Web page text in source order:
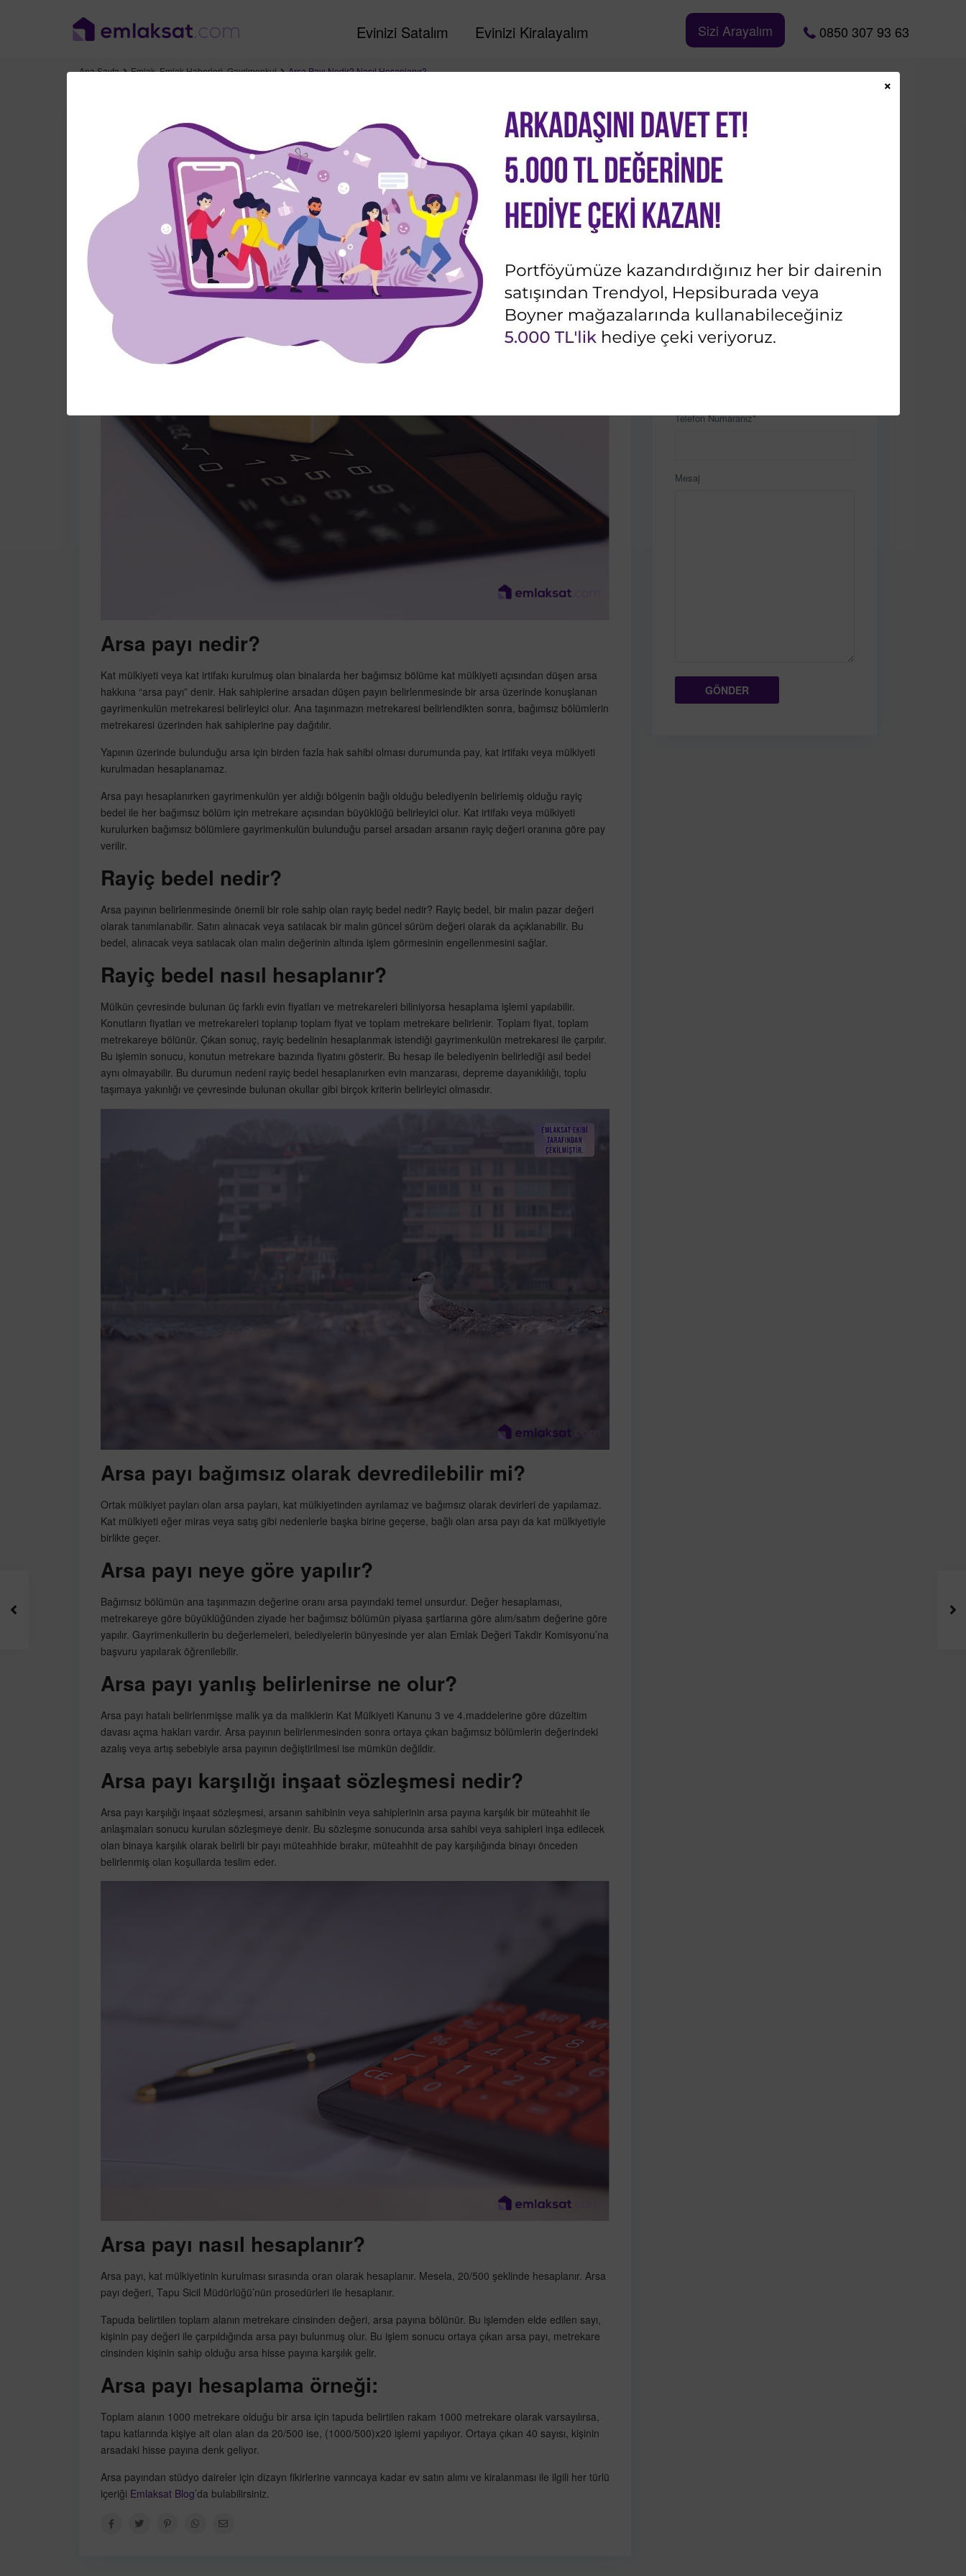
Sizi Arayalım 0850 307 93 63
Evinizi Satalım Evinizi Kiralayalım
Ana Sayfa Emlak,Emlak Haberleri,Gayrimenkul Arsa Payı Nedir? Nasıl Hesaplanır?
Arsa Payı Nedir? Nasıl Hesaplanır?
Tarih: 28 Aralık 2021 Emlak,Emlak Haberleri Gayrimenkul Son güncelleme: 21 Mayıs 2023
Tapuda arsa payları, yasaların belirlendiği şekilde dağıtılmalıdır. İleride yaşanabilecek sorunların önüne geçmek
için arsa payının düzgün hesaplanması önem teşkil etmektedir. Bu yazımız ile arsa payının ne olduğunu, onu
etkileyen rayiç bedelin ne olduğunu ve nasıl hesaplandığını ve arsa payı hesaplamasının nasıl yapıldığını
açıklayacağız.
Arsa payı nedir?
Kat mülkiyeti veya kat irtifakı kurulmuş olan binalarda her bağımsız bölüme kat mülkiyeti açısından düşen arsa
hakkına “arsa payı” denir. Hak sahiplerine arsadan düşen payın belirlenmesinde bir arsa üzerinde konuşlanan
gayrimenkulün metrekaresi belirleyici olur. Ana taşınmazın metrekaresi belirlendikten sonra, bağımsız bölümlerin
metrekaresi üzerinden hak sahiplerine pay dağıtılır.
Yapının üzerinde bulunduğu arsa için birden fazla hak sahibi olması durumunda pay, kat irtifakı veya mülkiyeti
kurulmadan hesaplanamaz.
Arsa payı hesaplanırken gayrimenkulün yer aldığı bölgenin bağlı olduğu belediyenin belirlemiş olduğu rayiç
bedel ile her bağımsız bölüm için metrekare açısından büyüklüğü belirleyici olur. Kat irtifakı veya mülkiyeti
kurulurken bağımsız bölümlere gayrimenkulün bulunduğu parsel arsadan arsanın rayiç değeri oranına göre pay
verilir.
Rayiç bedel nedir?
Arsa payının belirlenmesinde önemli bir role sahip olan rayiç bedel nedir? Rayiç bedel, bir malın pazar değeri
olarak tanımlanabilir. Satın alınacak veya satılacak bir malın güncel sürüm değeri olarak da açıklanabilir. Bu
bedel, alınacak veya satılacak olan malın değerinin altında işlem görmesinin engellenmesini sağlar.
Rayiç bedel nasıl hesaplanır?
Mülkün çevresinde bulunan üç farklı evin fiyatları ve metrekareleri biliniyorsa hesaplama işlemi yapılabilir.
Konutların fiyatları ve metrekareleri toplanıp toplam fiyat ve toplam metrekare belirlenir. Toplam fiyat, toplam
metrekareye bölünür. Çıkan sonuç, rayiç bedelinin hesaplanmak istendiği gayrimenkulün metrekaresi ile çarpılır.
Bu işlemin sonucu, konutun metrekare bazında fiyatını gösterir. Bu hesap ile belediyenin belirlediği asıl bedel
aynı olmayabilir. Bu durumun nedeni rayiç bedel hesaplanırken evin manzarası, depreme dayanıklılığı, toplu
taşımaya yakınlığı ve çevresinde bulunan okullar gibi birçok kriterin belirleyici olmasıdır.
Arsa payı bağımsız olarak devredilebilir mi?
Ortak mülkiyet payları olan arsa payları, kat mülkiyetinden ayrılamaz ve bağımsız olarak devirleri de yapılamaz.
Kat mülkiyeti eğer miras veya satış gibi nedenlerle başka birine geçerse, bağlı olan arsa payı da kat mülkiyetiyle
birlikte geçer.
Arsa payı neye göre yapılır?
Bağımsız bölümün ana taşınmazın değerine oranı arsa payındaki temel unsurdur. Değer hesaplaması,
metrekareye göre büyüklüğünden ziyade her bağımsız bölümün piyasa şartlarına göre alım/satım değerine göre
yapılır. Gayrimenkullerin bu değerlemeleri, belediyelerin bünyesinde yer alan Emlak Değeri Takdir Komisyonu’na
başvuru yapılarak öğrenilebilir.
Arsa payı yanlış belirlenirse ne olur?
Arsa payı hatalı belirlenmişse malik ya da maliklerin Kat Mülkiyeti Kanunu 3 ve 4.maddelerine göre düzeltim
davası açma hakları vardır. Arsa payının belirlenmesinden sonra ortaya çıkan bağımsız bölümlerin değerindeki
azalış veya artış sebebiyle arsa payının değiştirilmesi ise mümkün değildir.
Arsa payı karşılığı inşaat sözleşmesi nedir?
Arsa payı karşılığı inşaat sözleşmesi, arsanın sahibinin veya sahiplerinin arsa payına karşılık bir müteahhit ile
anlaşmaları sonucu kurulan sözleşmeye denir. Bu sözleşme sonucunda arsa sahibi veya sahipleri inşa edilecek
olan binaya karşılık olarak belirli bir payı müteahhide bırakır, müteahhit de pay karşılığında binayı önceden
belirlenmiş olan koşullarda teslim eder.
Arsa payı nasıl hesaplanır?
Arsa payı, kat mülkiyetinin kurulması sırasında oran olarak hesaplanır. Mesela, 20/500 şeklinde hesaplanır. Arsa
payı değeri, Tapu Sicil Müdürlüğü’nün prosedürleri ile hesaplanır.
Tapuda belirtilen toplam alanın metrekare cinsinden değeri, arsa payına bölünür. Bu işlemden elde edilen sayı,
kişinin pay değeri ile çarpıldığında arsa payı bulunmuş olur. Bu işlem sonucu ortaya çıkan arsa payı, metrekare
cinsinden kişinin sahip olduğu arsa hisse payına karşılık gelir.
Arsa payı hesaplama örneği:
Toplam alanın 1000 metrekare olduğu bir arsa için tapuda belirtilen rakam 1000 metrekare olarak varsayılırsa,
tapu katlarında kişiye ait olan alan da 20/500 ise, (1000/500)x20 işlemi yapılıyor. Ortaya çıkan 40 sayısı, kişinin
arsadaki hisse payına denk geliyor.
Arsa payından stüdyo daireler için dizayn fikirlerine varıncaya kadar ev satın alımı ve kiralanması ile ilgili her türlü
içeriği Emlaksat Blog’da bulabilirsiniz.
Bizi Takip Edin
İletişime Geçin
Ad & Soyad*
Telefon Numaranız*
Mesaj
×